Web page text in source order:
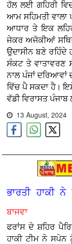
ਹੱਲ ਲਈ ਗਹਿਰੀ
ਆਮ ਸਹਿਮਤੀ ਵਾਲਾ
ਆਧਾਰ ਤੇ ਇਕ
ਜੇਕਰ ਅਜੋਕੀਆਂ
ਉਦਾਸੀਨ ਬਣੇ ਰਹਿੰਦੇ
ਸੰਕਟ ਤੇ ਵਾਤਾਵਰਣ
ਨਾਲ ਪੰਜਾਂ ਦਰਿਆਵਾਂ
ਵਿੱਚ ਪੈ ਸਕਦਾ ਹੈ।
ਵੱਡੀ ਵਿਰਾਸਤ
13 August, 2024
ਭਾਰਤੀ ਹਾਕੀ
ਬਾਜਵਾ
ਫਰਾਂਸ ਦੇ ਸ਼ਹਿਰ
ਹਾਕੀ ਟੀਮ ਨੇ